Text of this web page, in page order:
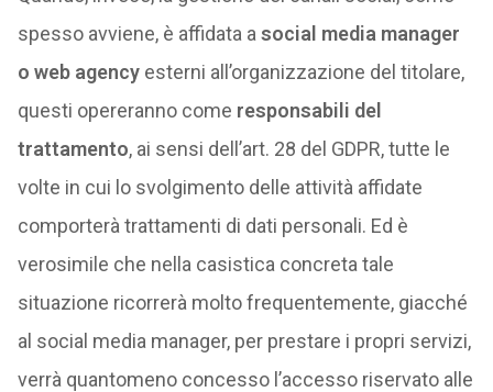
spesso avviene, è affidata a social media manager
o web agencyesterni all’organizzazione del titolare,
questi opereranno come responsabili del
trattamento, ai sensi dell’art. 28 del GDPR, tutte le
volte in cui lo svolgimento delle attività affidate
comporterà trattamenti di dati personali. Ed è
verosimile che nella casistica concreta tale
situazione ricorrerà molto frequentemente, giacché
al social media manager, per prestare i propri servizi,
verrà quantomeno concesso l’accesso riservato alle